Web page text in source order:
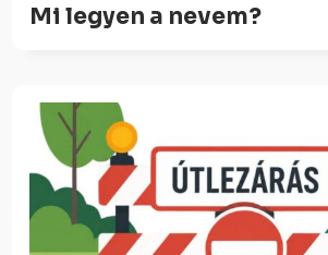
Mi legyen a nevem?